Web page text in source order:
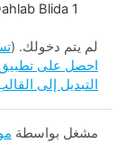
Blida 1
لم يتم دخولك. (
احصل على تطبيق
التبديل إلى
مشغل بواسطة